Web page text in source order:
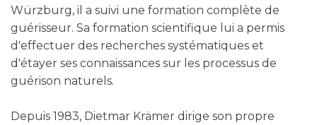
d'étayer ses connaissances sur les processus de
guérison naturels.
Depuis 1983, Dietmar Krämer dirige son propre
cabinet de médecine naturelle à Hanau
cours aux écoles de médecine curative de